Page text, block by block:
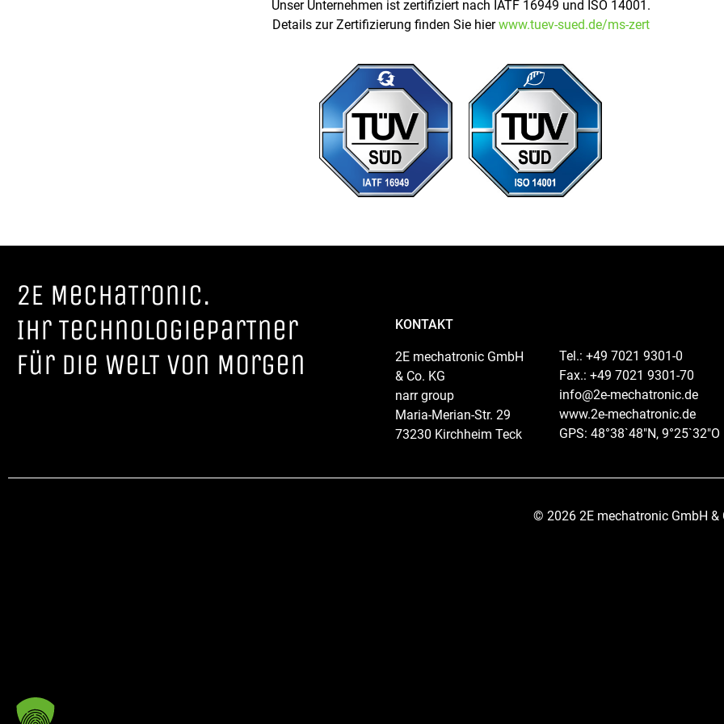
Unser Unternehmen ist zertifiziert nach IATF 16949 und ISO 14001.
Details zur Zertifizierung finden Sie hierwww.tuev-sued.de/ms-zert
2E MechaTronic.
Ihr TechnologieparTner
für die WelT von Morgen
KONTAKT
2E mechatronic GmbH
& Co. KG
narr group
Maria-Merian-Str. 29
73230 Kirchheim Teck
Tel.: +49 7021 9301-0
Fax.: +49 7021 9301-70
info@2e-mechatronic.de
www.2e-mechatronic.de
GPS: 48°38`48″N, 9°25`32″O
© 2026 2E mechatronic GmbH &